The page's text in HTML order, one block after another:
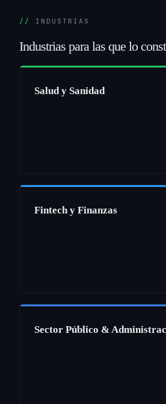
INDUSTRIAS
Industrias para las que lo
Salud y Sanidad
Fintech y Finanzas
Sector Público &